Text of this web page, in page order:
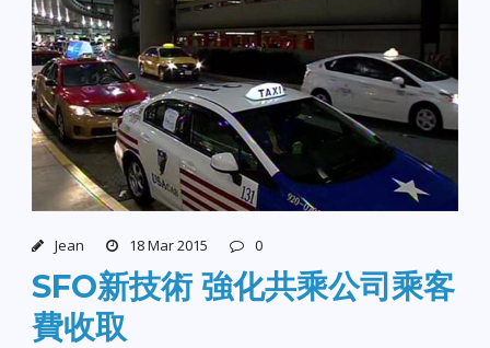
Jean 18 Mar 2015 0
SFO新技術 強化共乘公司乘客
費收取